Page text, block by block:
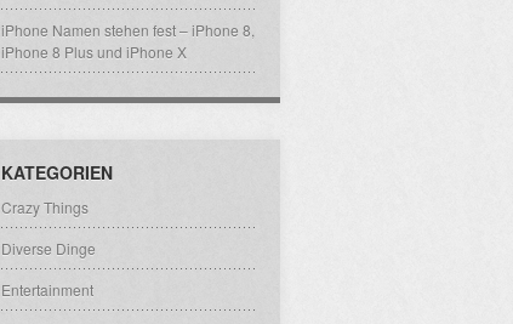
iPhone Namen stehen fest – iPhone 8,
iPhone 8 Plus und iPhone X
KATEGORIEN
Crazy Things
Diverse Dinge
Entertainment